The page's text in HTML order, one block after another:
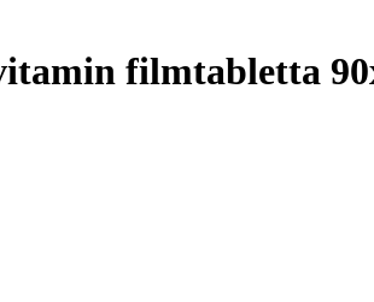
filmtabletta